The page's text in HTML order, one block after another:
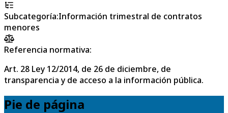
Subcategoría:Información trimestral de contratos
menores
Referencia normativa:
Art. 28 Ley 12/2014, de 26 de diciembre, de
transparencia y de acceso a la información pública.
Pie de página